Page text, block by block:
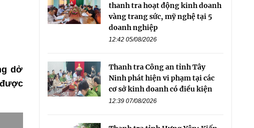
dở
thanh tra hoạt động kinh doanh
vàng trang sức, mỹ nghệ tại 5
doanh nghiệp
12:42 05/08/2026
Thanh tra Công an tỉnh Tây
Ninh phát hiện vi phạm tại các
cơ sở kinh doanh có điều kiện
12:39 07/08/2026